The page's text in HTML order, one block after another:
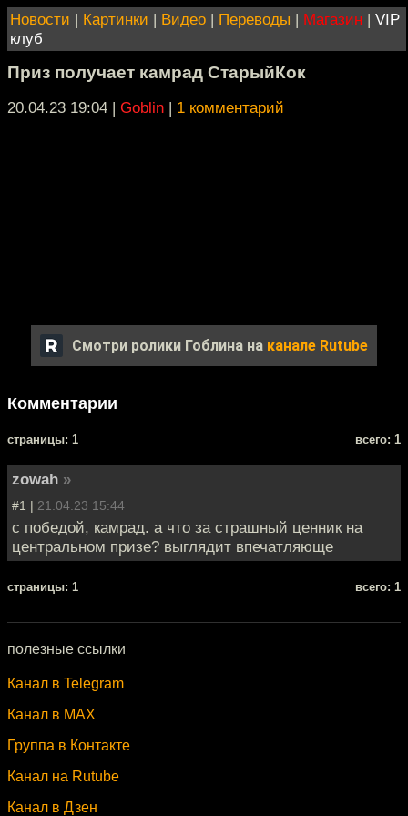
Новости | Картинки | Видео | Переводы | Магазин | VIP
клуб
Приз получает камрад СтарыйКок
20.04.23 19:04 | Goblin | 1 комментарий
Смотри ролики Гоблина на канале Rutube
Комментарии
cтраницы: 1 всего: 1
zowah »
#1 | 21.04.23 15:44
c победой, камрад. а что за страшный ценник на
центральном призе? выглядит впечатляюще
cтраницы: 1 всего: 1
полезные ссылки
Канал в Telegram
Канал в MAX
Группа в Контакте
Канал на Rutube
Канал в Дзен